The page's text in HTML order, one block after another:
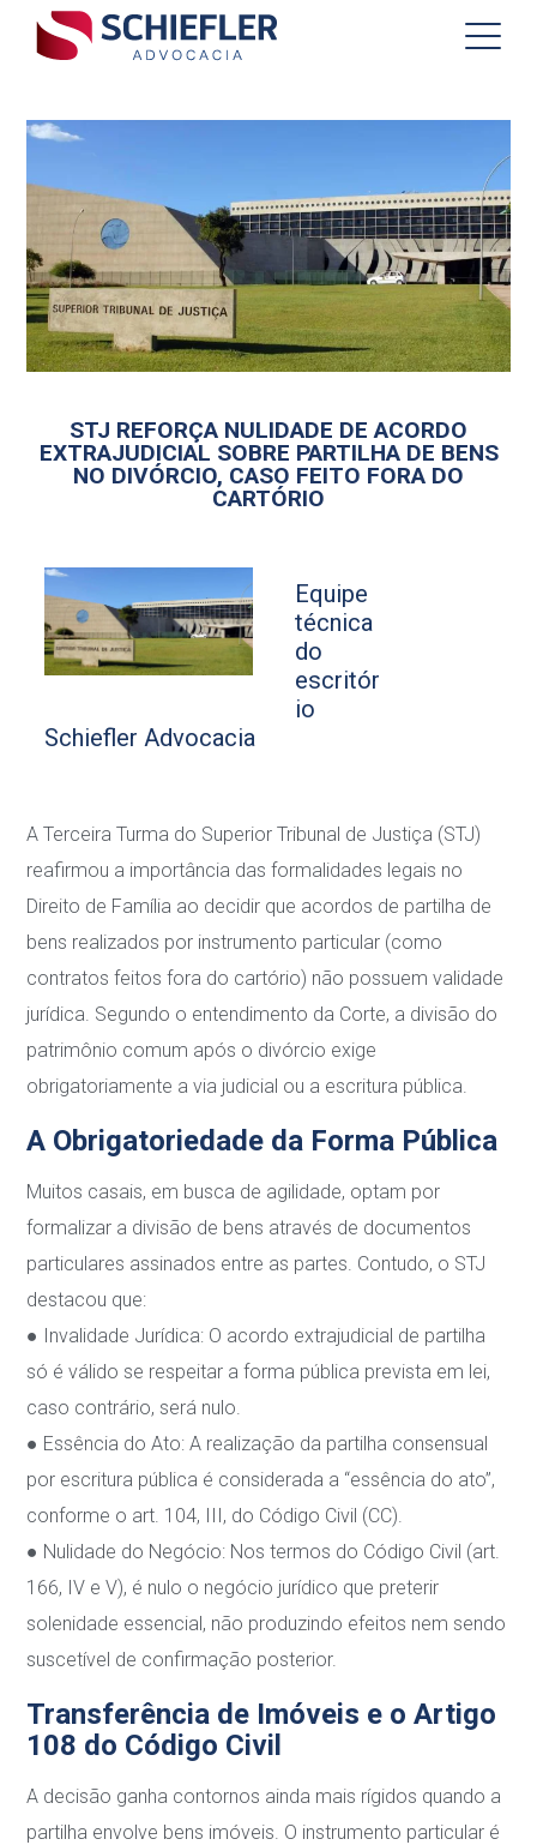
STJ REFORÇA NULIDADE DE ACORDO
EXTRAJUDICIAL SOBRE PARTILHA DE BENS
NO DIVÓRCIO, CASO FEITO FORA DO
CARTÓRIO
Equipe
técnica
do
escritór
io
Schiefler Advocacia
A Terceira Turma do Superior Tribunal de Justiça (STJ)
reafirmou a importância dasformalidades legais no
Direito de Família ao decidir que acordos de partilha de
bens realizados por instrumento particular (como
contratos feitos fora do cartório) não possuem validade
jurídica. Segundo o entendimento da Corte, a divisão do
patrimônio comum após o divórcio exige
obrigatoriamente a via judicial ou a escritura pública.
A Obrigatoriedade da Forma Pública
Muitos casais, em busca de agilidade, optam por
formalizar a divisão de bens através de documentos
particulares assinados entre as partes. Contudo, o STJ
destacou que:
● Invalidade Jurídica: O acordo extrajudicial de partilha
só é válido se respeitar a forma pública prevista em lei,
caso contrário, será nulo.
● Essência do Ato: A realização da partilha consensual
por escritura pública é considerada a “essência do ato”,
conforme o art. 104, III, do Código Civil (CC).
● Nulidade do Negócio: Nos termos do Código Civil (art.
166, IV e V), é nulo o negócio jurídico que preterir
solenidade essencial, não produzindo efeitos nem sendo
suscetível de confirmação posterior.
Transferência de Imóveis e o Artigo
108 do Código Civil
A decisão ganha contornos ainda mais rígidos quando a
partilha envolve bens imóveis. O instrumento particular é